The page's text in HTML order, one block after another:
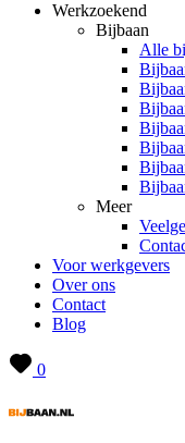
Werkzoekend
Bijbaan
Alle
Meer
Voor werkgevers
Over ons
Contact
Blog
0